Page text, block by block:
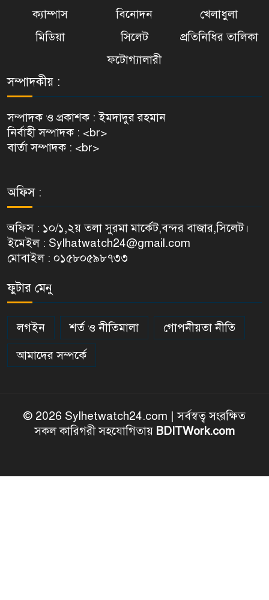
ক্যাম্পাস
বিনোদন
খেলাধুলা
মিডিয়া
সিলেট
প্রতিনিধির তালিকা
ফটোগ্যালারী
সম্পাদকীয় :
সম্পাদক ও প্রকাশক : ইমদাদুর রহমান
নির্বাহী সম্পাদক : <br>
বার্তা সম্পাদক : <br>
অফিস :
অফিস : ১০/১,২য় তলা সুরমা মার্কেট,বন্দর বাজার,সিলেট।
ইমেইল : Sylhatwatch24@gmail.com
মোবাইল : ০১৫৮০৫৯৮৭৩৩
ফুটার মেনু
লগইন শর্ত ও নীতিমালা
গোপনীয়তা নীতি
আমাদের সম্পর্কে
© 2026 Sylhetwatch24.com | সর্বস্বত্ব সংরক্ষিত
সকল কারিগরী সহযোগিতায় BDITWork.com